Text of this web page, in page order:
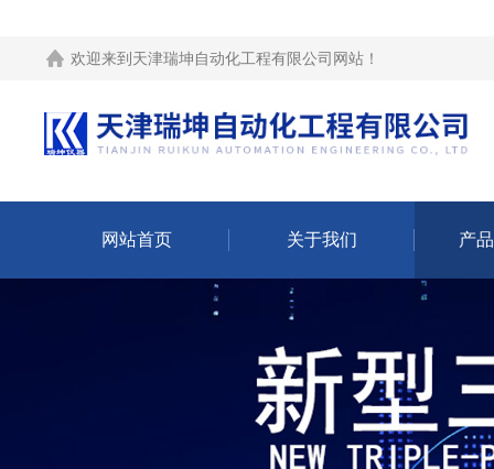
欢迎来到 天津瑞坤自动化工程有限公司网站 ！
网站首页 关于我们 产